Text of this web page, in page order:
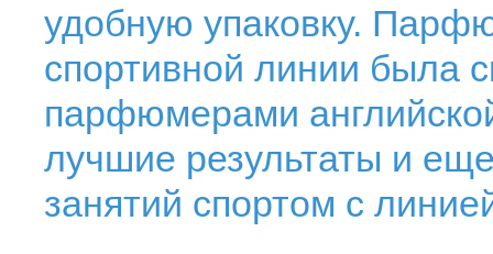
удобную упаковку.
спортивной линии была
парфюмерами
лучшие результаты и
занятий спортом с